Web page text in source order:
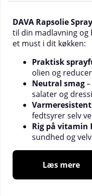
DAVA Rapsolie Spray
til din madlavning
et must i dit køkken:
Praktisk
olien og
Neutral smag
salater og
Varmeresistent
fedtsyrer selv
Rig på vitamin
sundhed og
Læs mere